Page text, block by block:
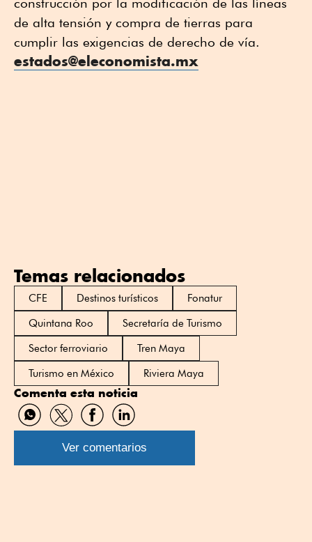
de alta tensión y compra de tierras para
cumplir las exigencias de derecho de vía.
estados@eleconomista.mx
Temas relacionados
CFE Destinos turísticos
Fonatur
Quintana Roo
Secretaría de Turismo
Sector ferroviario
Tren Maya
Turismo en México
Riviera Maya
Comenta esta noticia
Compartir
por
WhatsApp
Compartir
por
Twitter
Compartir
por
Facebook
Compartir
por
Linkedin
Ver comentarios